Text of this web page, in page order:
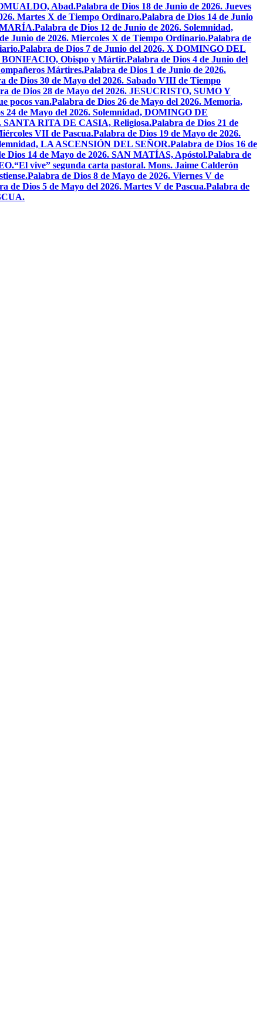
Abad.Palabra de Dios 18 de Junio de 2026. Jueves
Martes X de Tiempo Ordinaro.Palabra de Dios 14 de Junio
MARÍA.Palabra de Dios 12 de Junio de 2026. Solemnidad,
Junio de 2026. Miercoles X de Tiempo Ordinario.Palabra de
Palabra de Dios 7 de Junio del 2026. X DOMINGO DEL
BONIFACIO, Obispo y Mártir.Palabra de Dios 4 de Junio del
Mártires.Palabra de Dios 1 de Junio de 2026.
de Dios 30 de Mayo del 2026. Sabado VIII de Tiempo
de Dios 28 de Mayo del 2026. JESUCRISTO, SUMO Y
pocos van.Palabra de Dios 26 de Mayo del 2026. Memoria,
24 de Mayo del 2026. Solemnidad, DOMINGO DE
SANTA RITA DE CASIA, Religiosa.Palabra de Dios 21 de
VII de Pascua.Palabra de Dios 19 de Mayo de 2026.
LA ASCENSIÓN DEL SEÑOR.Palabra de Dios 16 de
Dios 14 de Mayo de 2026. SAN MATÍAS, Apóstol.Palabra de
“El vive” segunda carta pastoral. Mons. Jaime Calderón
Palabra de Dios 8 de Mayo de 2026. Viernes V de
de Dios 5 de Mayo del 2026. Martes V de Pascua.Palabra de